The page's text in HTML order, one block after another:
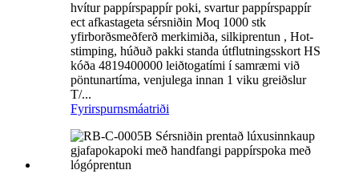
hvítur pappírspappír poki, svartur pappírspappír
ect afkastageta sérsniðin Moq 1000 stk
yfirborðsmeðferð merkimiða, silkiprentun , Hot-
stimping, húðuð pakki standa útflutningsskort HS
kóða 4819400000 leiðtogatími í samræmi við
pöntunartíma, venjulega innan 1 viku greiðslur
T/...
Fyrirspurnsmáatriði